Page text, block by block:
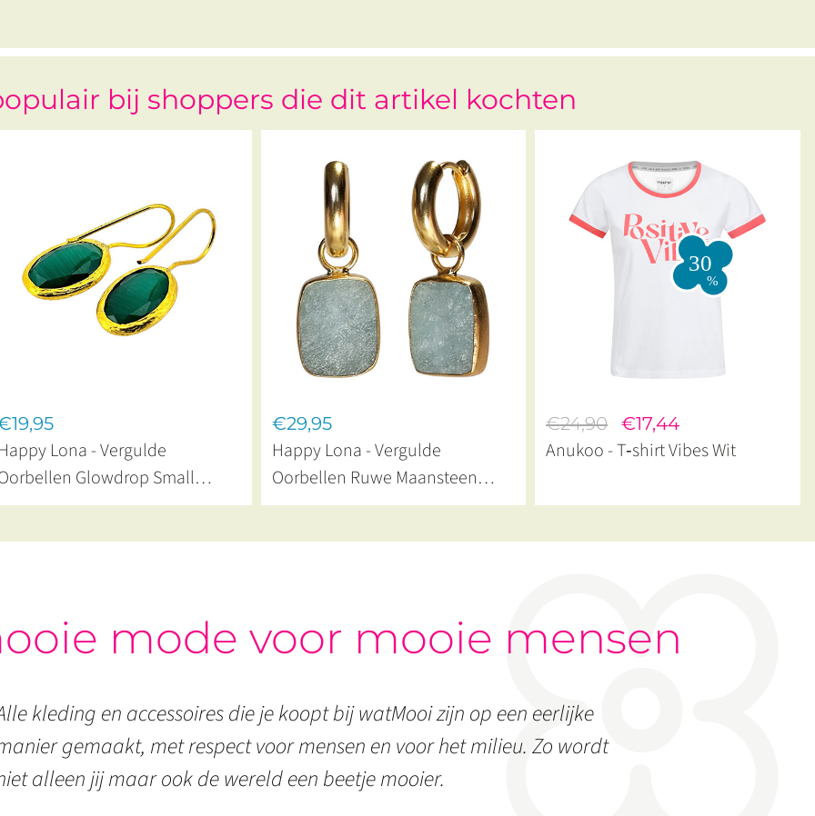
bij shoppers die dit artikel kochten
Lona - Vergulde
Glowdrop Small
€29,95
Happy Lona - Vergulde
Oorbellen Ruwe Maansteen
Aquamarine
€24,90 €17,44
Anukoo - T‑shirt Vibes Wit
mode voor mooie mensen
kleding en accessoires die je koopt bij watMooi zijn op een eerlijke
gemaakt, met respect voor mensen en voor het milieu. Zo wordt
alleen jij maar ook de wereld een beetje mooier.